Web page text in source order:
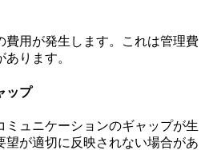
費用が発生します。これは管理費
ります。
ップ
ミュニケーションのギャップが生
望が適切に反映されない場合があ